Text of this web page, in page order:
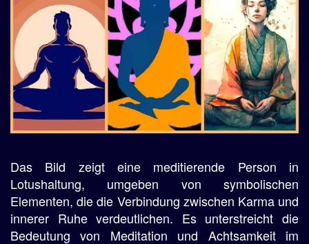
Das Bild zeigt eine meditierende Person in
Lotushaltung, umgeben von symbolischen
Elementen, die die Verbindung zwischen Karma und
innerer Ruhe verdeutlichen. Es unterstreicht die
Bedeutung von Meditation und Achtsamkeit im